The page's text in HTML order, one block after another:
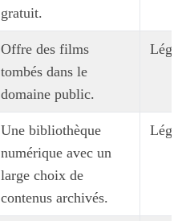
gratuit.
Offre des films
tombés dans le
domaine public.
Légal
Une bibliothèque
numérique avec un
large choix de
contenus archivés.
Légal